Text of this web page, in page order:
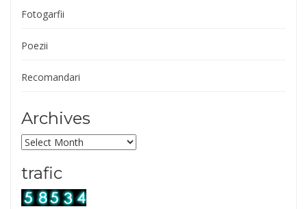
Fotogarfii
Poezii
Recomandari
Archives
Archives
trafic